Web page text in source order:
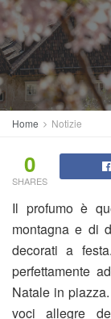
Home Notizie
0
SHARES
Il profumo è
montagna e di
decorati a
perfettamente
Natale in
voci allegre